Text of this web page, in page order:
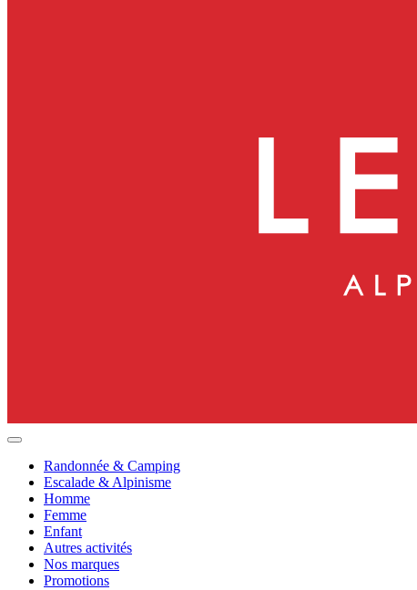
Randonnée & Camping
Escalade & Alpinisme
Homme
Femme
Enfant
Autres activités
Nos marques
Promotions